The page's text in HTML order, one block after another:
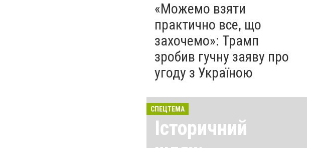
«Можемо взяти
практично все, що
захочемо»: Трамп
зробив гучну заяву про
угоду з Україною
СПЕЦТЕМА
Історичний